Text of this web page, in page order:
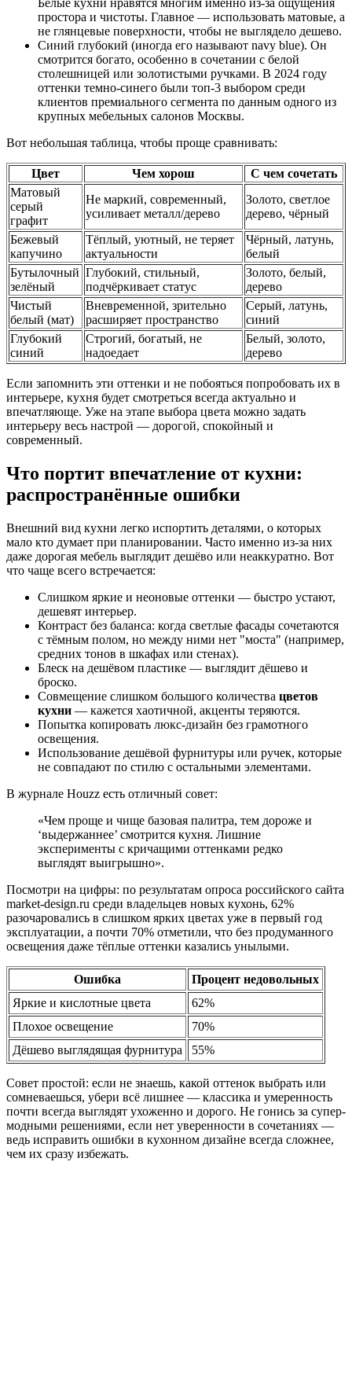
Белые кухни нравятся многим именно из-за ощущения
простора и чистоты. Главное — использовать матовые, а
не глянцевые поверхности, чтобы не выглядело дешево.
Синий глубокий (иногда его называют navy blue). Он
смотрится богато, особенно в сочетании с белой
столешницей или золотистыми ручками. В 2024 году
оттенки темно-синего были топ-3 выбором среди
клиентов премиального сегмента по данным одного из
крупных мебельных салонов Москвы.
Вот небольшая таблица, чтобы проще сравнивать:
Цвет Чем хорош
С чем сочетать
Матовый
серый
графит
Не маркий, современный,
усиливает металл/дерево
Золото, светлое
дерево, чёрный
Бежевый
капучино
Тёплый, уютный, не теряет
актуальности
Чёрный, латунь,
белый
Бутылочный
зелёный
Глубокий, стильный,
подчёркивает статус
Золото, белый,
дерево
Чистый
белый (мат)
Вневременной, зрительно
расширяет пространство
Серый, латунь,
синий
Глубокий
синий
Строгий, богатый, не
надоедает
Белый, золото,
дерево
Если запомнить эти оттенки и не побояться попробовать их в
интерьере, кухня будет смотреться всегда актуально и
впечатляюще. Уже на этапе выбора цвета можно задать
интерьеру весь настрой — дорогой, спокойный и
современный.
Что портит впечатление от кухни:
распространённые ошибки
Внешний вид кухни легко испортить деталями, о которых
мало кто думает при планировании. Часто именно из-за них
даже дорогая мебель выглядит дешёво или неаккуратно. Вот
что чаще всего встречается:
Слишком яркие и неоновые оттенки — быстро устают,
дешевят интерьер.
Контраст без баланса: когда светлые фасады сочетаются
с тёмным полом, но между ними нет "моста" (например,
средних тонов в шкафах или стенах).
Блеск на дешёвом пластике — выглядит дёшево и
броско.
Совмещение слишком большого количества цветов
кухни — кажется хаотичной, акценты теряются.
Попытка копировать люкс-дизайн без грамотного
освещения.
Использование дешёвой фурнитуры или ручек, которые
не совпадают по стилю с остальными элементами.
В журнале Houzz есть отличный совет:
«Чем проще и чище базовая палитра, тем дороже и
‘выдержаннее’ смотрится кухня. Лишние
эксперименты с кричащими оттенками редко
выглядят выигрышно».
Посмотри на цифры: по результатам опроса российского сайта
market-design.ru среди владельцев новых кухонь, 62%
разочаровались в слишком ярких цветах уже в первый год
эксплуатации, а почти 70% отметили, что без продуманного
освещения даже тёплые оттенки казались унылыми.
Ошибка
Процент недовольных
Яркие и кислотные цвета
62%
Плохое освещение
70%
Дёшево выглядящая фурнитура
55%
Совет простой: если не знаешь, какой оттенок выбрать или
сомневаешься, убери всё лишнее — классика и умеренность
почти всегда выглядят ухоженно и дорого. Не гонись за супер-
модными решениями, если нет уверенности в сочетаниях —
ведь исправить ошибки в кухонном дизайне всегда сложнее,
чем их сразу избежать.